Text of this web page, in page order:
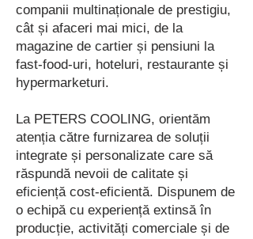
companii multinaționale de prestigiu,
cât și afaceri mai mici, de la
magazine de cartier și pensiuni la
fast-food-uri, hoteluri, restaurante și
hypermarketuri.
La PETERS COOLING, orientăm
atenția către furnizarea de soluții
integrate și personalizate care să
răspundă nevoii de calitate și
eficiență cost-eficientă. Dispunem de
o echipă cu experiență extinsă în
producție, activități comerciale și de